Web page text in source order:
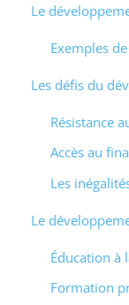
Le
Exemples
Les défis du
Résistance
Accès au
Les
Le
Éducation à
Formation